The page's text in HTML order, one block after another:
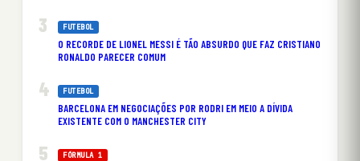
FUTEBOL
O RECORDE DE LIONEL MESSI É TÃO ABSURDO QUE FAZ CRISTIANO
RONALDO PARECER COMUM
FUTEBOL
BARCELONA EM NEGOCIAÇÕES POR RODRI EM MEIO A DÍVIDA
EXISTENTE COM O MANCHESTER CITY
FÓRMULA 1